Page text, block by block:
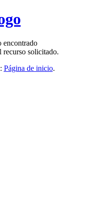
encontrado
recurso solicitado.
Página de inicio.